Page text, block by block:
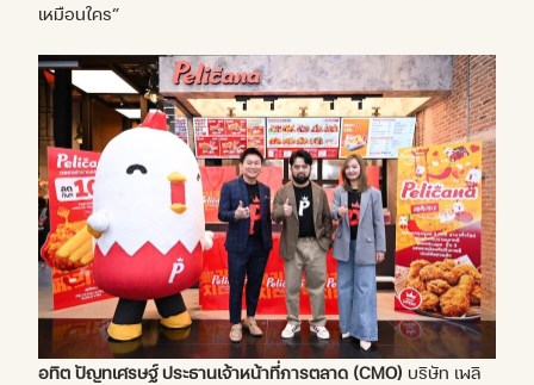
เหมือนใคร”
อทิต ปัญทเศรษฐ์ ประธานเจ้าหน้าที่การตลาด (CMO) บริษัท เพลิ